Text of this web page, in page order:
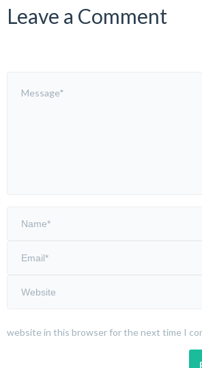
Leave a Comment
website in this browser for the next time I